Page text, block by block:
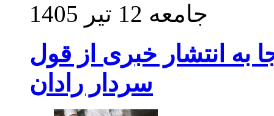
جامعه 12 تیر 1405
به انتشار خبری از قول
سردار رادان